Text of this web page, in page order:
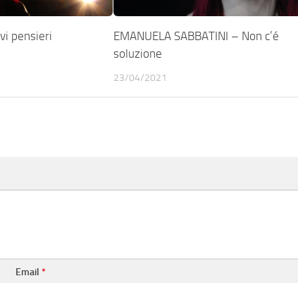
pensieri
EMANUELA SABBATINI – Non c’é
soluzione
23/04/2021
Email*